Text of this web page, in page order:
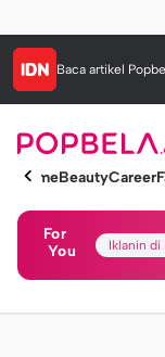
Baca artikel
HomeBeautyCareer
For
You
Iklanin di